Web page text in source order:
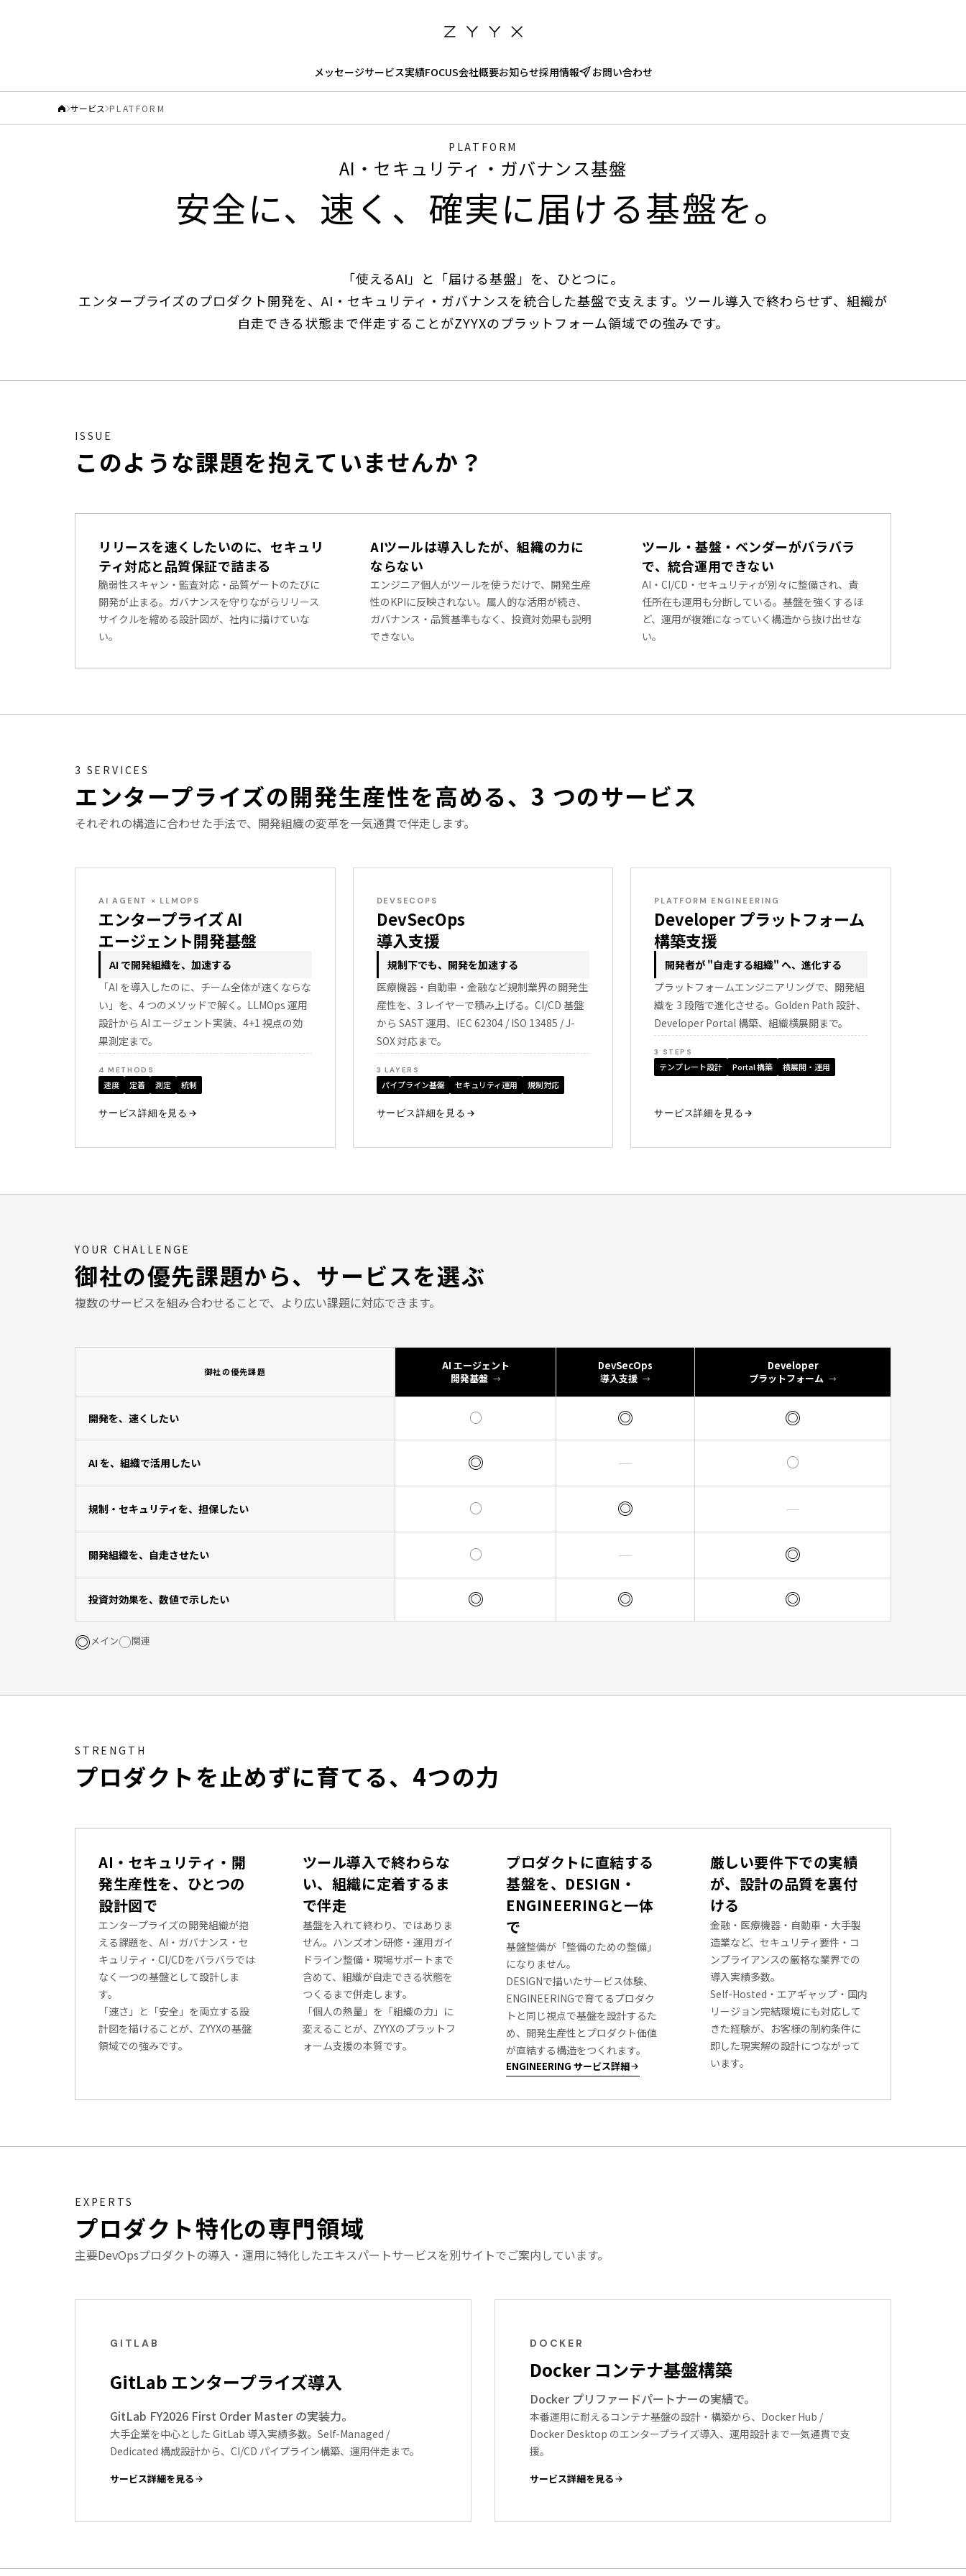
メッセージサービス実績FOCUS会社概要お知らせ採用情報 お問い合わせ
サービス PLATFORM
PLATFORM
AI・セキュリティ・ガバナンス基盤
安全に、速く、確実に届ける基盤を。
「使えるAI」と「届ける基盤」を、ひとつに。
エンタープライズのプロダクト開発を、AI・セキュリティ・ガバナンスを統合した基盤で支えます。ツール導入で終わらせず、組織が
自走できる状態まで伴走することがZYYXのプラットフォーム領域での強みです。
ISSUE
このような課題を抱えていませんか？
リリースを速くしたいのに、セキュリ
ティ対応と品質保証で詰まる
脆弱性スキャン・監査対応・品質ゲートのたびに
開発が止まる。ガバナンスを守りながらリリース
サイクルを縮める設計図が、社内に描けていな
い。
AIツールは導入したが、組織の力に
ならない
エンジニア個人がツールを使うだけで、開発生産
性のKPIに反映されない。属人的な活用が続き、
ガバナンス・品質基準もなく、投資対効果も説明
できない。
ツール・基盤・ベンダーがバラバラ
で、統合運用できない
AI・CI/CD・セキュリティが別々に整備され、責
任所在も運用も分断している。基盤を強くするほ
ど、運用が複雑になっていく構造から抜け出せな
い。
3 SERVICES
エンタープライズの開発生産性を高める、3 つのサービス
それぞれの構造に合わせた手法で、開発組織の変革を一気通貫で伴走します。
AI AGENT × LLMOPS
エンタープライズ AI
エージェント開発基盤
AI で開発組織を、加速する
「AI を導入したのに、チーム全体が速くならな
い」を、4 つのメソッドで解く。LLMOps 運用
設計から AI エージェント実装、4+1 視点の効
果測定まで。
4 METHODS
速度 定着 測定 統制
サービス詳細を見る
DEVSECOPS
DevSecOps
導入支援
規制下でも、開発を加速する
医療機器・自動車・金融など規制業界の開発生
産性を、3 レイヤーで積み上げる。CI/CD 基盤
から SAST 運用、IEC 62304 / ISO 13485 / J-
SOX 対応まで。
3 LAYERS
パイプライン基盤 セキュリティ運用 規制対応
サービス詳細を見る
PLATFORM ENGINEERING
Developer プラットフォーム
構築支援
開発者が "自走する組織" へ、進化する
プラットフォームエンジニアリングで、開発組
織を 3 段階で進化させる。Golden Path 設計、
Developer Portal 構築、組織横展開まで。
3 STEPS
テンプレート設計 Portal 構築 横展開・運用
サービス詳細を見る
YOUR CHALLENGE
御社の優先課題から、サービスを選ぶ
複数のサービスを組み合わせることで、より広い課題に対応できます。
御社の優先課題
AI エージェント
開発基盤
DevSecOps
導入支援
Developer
プラットフォーム
開発を、速くしたい ○ ◎ ◎
AI を、組織で活用したい ◎ ─ ○
規制・セキュリティを、担保したい ○ ◎ ─
開発組織を、自走させたい ○ ─ ◎
投資対効果を、数値で示したい ◎ ◎
◎
◎メイン○関連
STRENGTH
プロダクトを止めずに育てる、4つの力
AI・セキュリティ・開
発生産性を、ひとつの
設計図で
エンタープライズの開発組織が抱
える課題を、AI・ガバナンス・セ
キュリティ・CI/CDをバラバラでは
なく一つの基盤として設計しま
す。
「速さ」と「安全」を両立する設
計図を描けることが、ZYYXの基盤
領域での強みです。
ツール導入で終わらな
い、組織に定着するま
で伴走
基盤を入れて終わり、ではありま
せん。ハンズオン研修・運用ガイ
ドライン整備・現場サポートまで
含めて、組織が自走できる状態を
つくるまで併走します。
「個人の熱量」を「組織の力」に
変えることが、ZYYXのプラットフ
ォーム支援の本質です。
プロダクトに直結する
基盤を、DESIGN・
ENGINEERINGと一体
で
基盤整備が「整備のための整備」
になりません。
DESIGNで描いたサービス体験、
ENGINEERINGで育てるプロダク
トと同じ視点で基盤を設計するた
め、開発生産性とプロダクト価値
が直結する構造をつくれます。
ENGINEERING サービス詳細
厳しい要件下での実績
が、設計の品質を裏付
ける
金融・医療機器・自動車・大手製
造業など、セキュリティ要件・コ
ンプライアンスの厳格な業界での
導入実績多数。
Self-Hosted・エアギャップ・国内
リージョン完結環境にも対応して
きた経験が、お客様の制約条件に
即した現実解の設計につながって
います。
EXPERTS
プロダクト特化の専門領域
主要DevOpsプロダクトの導入・運用に特化したエキスパートサービスを別サイトでご案内しています。
GITLAB
GitLab エンタープライズ導入
GitLab FY2026 First Order Master の実装力。
大手企業を中心とした GitLab 導入実績多数。Self-Managed /
Dedicated 構成設計から、CI/CD パイプライン構築、運用伴走まで。
サービス詳細を見る
DOCKER
Docker コンテナ基盤構築
Docker プリファードパートナーの実績で。
本番運用に耐えるコンテナ基盤の設計・構築から、Docker Hub /
Docker Desktop のエンタープライズ導入、運用設計まで一気通貫で支
援。
サービス詳細を見る